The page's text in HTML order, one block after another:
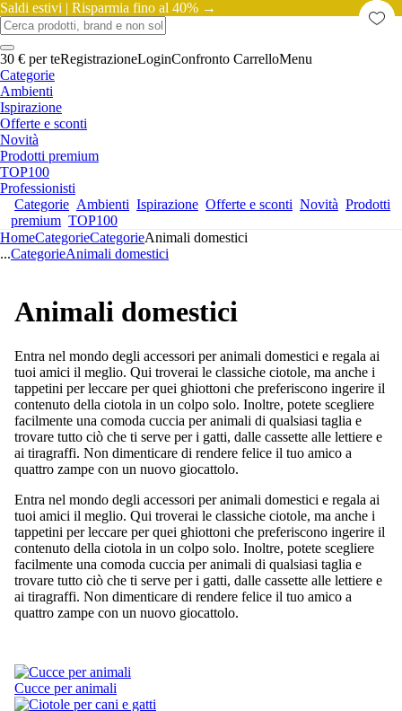
Saldi estivi | Risparmia fino al 40% →
30 € per teRegistrazioneLoginConfronto CarrelloMenu
Categorie
Ambienti
Ispirazione
Offerte e sconti
Novità
Prodotti premium
TOP100
Professionisti
Categorie Ambienti Ispirazione Offerte e sconti Novità Prodotti
premium TOP100
HomeCategorieCategorieAnimali domestici
...CategorieAnimali domestici
Animali domestici
Entra nel mondo degli accessori per animali domestici e regala ai
tuoi amici il meglio. Qui troverai le classiche ciotole, ma anche i
tappetini per leccare per quei ghiottoni che preferiscono ingerire il
contenuto della ciotola in un colpo solo. Inoltre, potete scegliere
facilmente una comoda cuccia per animali di qualsiasi taglia e
trovare tutto ciò che ti serve per i gatti, dalle cassette alle lettiere e
ai tiragraffi. Non dimenticare di rendere felice il tuo amico a
quattro zampe con un nuovo giocattolo.
Entra nel mondo degli accessori per animali domestici e regala ai
tuoi amici il meglio. Qui troverai le classiche ciotole, ma anche i
tappetini per leccare per quei ghiottoni che preferiscono ingerire il
contenuto della ciotola in un colpo solo. Inoltre, potete scegliere
facilmente una comoda cuccia per animali di qualsiasi taglia e
trovare tutto ciò che ti serve per i gatti, dalle cassette alle lettiere e
ai tiragraffi. Non dimenticare di rendere felice il tuo amico a
quattro zampe con un nuovo giocattolo.
Cucce per animali